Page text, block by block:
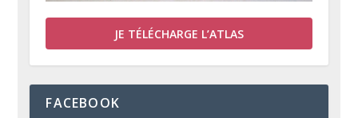
JE TÉLÉCHARGE L’ATLAS
FACEBOOK